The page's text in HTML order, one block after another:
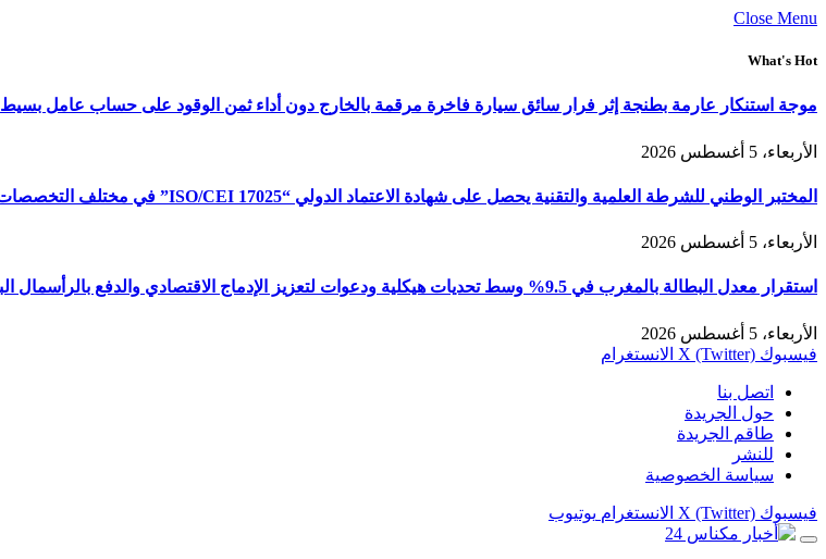
Close Menu
What's Hot
موجة استنكار عارمة بطنجة إثر فرار سائق سيارة فاخرة مرقمة بالخارج دون أداء ثمن الوقود على حساب عامل بسيط
الأربعاء، 5 أغسطس 2026
المختبر الوطني للشرطة العلمية والتقنية يحصل على شهادة الاعتماد الدولي “ISO/CEI 17025” في مختلف التخصصات والخبرات الشرعية
الأربعاء، 5 أغسطس 2026
استقرار معدل البطالة بالمغرب في 9.5% وسط تحديات هيكلية ودعوات لتعزيز الإدماج الاقتصادي والدفع بالرأسمال البشري
الأربعاء، 5 أغسطس 2026
فيسبوك X (Twitter) الانستغرام
اتصل بنا
حول الجريدة
طاقم الجريدة
للنشر
سياسة الخصوصية
فيسبوك X (Twitter) الانستغرام يوتيوب